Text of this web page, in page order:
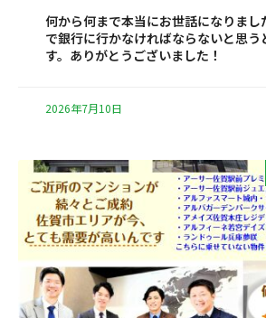
何から何まで本当にお世話になりまし
で銀行に行かなければならないと思う
す。ありがとうございました！
2026年7月10日